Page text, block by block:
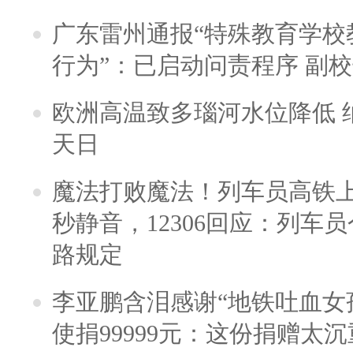
广东雷州通报“特殊教育学
行为”：已启动问责程序 副
欧洲高温致多瑙河水位降低
天日
魔法打败魔法！列车员高铁
秒静音，12306回应：列车
路规定
李亚鹏含泪感谢“地铁吐血
使捐99999元：这份捐赠太